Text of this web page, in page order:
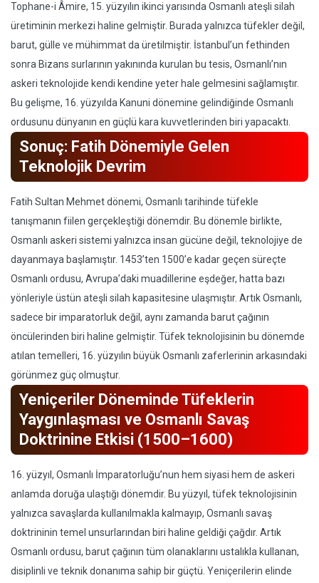
Tophane-i Âmire, 15. yüzyılın ikinci yarısında Osmanlı ateşli silah
üretiminin merkezi haline gelmiştir. Burada yalnızca tüfekler değil,
barut, gülle ve mühimmat da üretilmiştir. İstanbul’un fethinden
sonra Bizans surlarının yakınında kurulan bu tesis, Osmanlı’nın
askeri teknolojide kendi kendine yeter hale gelmesini sağlamıştır.
Bu gelişme, 16. yüzyılda Kanuni dönemine gelindiğinde Osmanlı
ordusunu dünyanın en güçlü kara kuvvetlerinden biri yapacaktı.
Sonuç: Fatih Dönemiyle Gelen
Teknolojik Devrim
Fatih Sultan Mehmet dönemi, Osmanlı tarihinde tüfekle
tanışmanın fiilen gerçekleştiği dönemdir. Bu dönemle birlikte,
Osmanlı askeri sistemi yalnızca insan gücüne değil, teknolojiye de
dayanmaya başlamıştır. 1453’ten 1500’e kadar geçen süreçte
Osmanlı ordusu, Avrupa’daki muadillerine eşdeğer, hatta bazı
yönleriyle üstün ateşli silah kapasitesine ulaşmıştır. Artık Osmanlı,
sadece bir imparatorluk değil, aynı zamanda barut çağının
öncülerinden biri haline gelmiştir. Tüfek teknolojisinin bu dönemde
atılan temelleri, 16. yüzyılın büyük Osmanlı zaferlerinin arkasındaki
görünmez güç olmuştur.
Yeniçeriler Döneminde Tüfeklerin
Yaygınlaşması ve Osmanlı Savaş
Doktrinine Etkisi (1500–1600)
16. yüzyıl, Osmanlı İmparatorluğu’nun hem siyasi hem de askeri
anlamda doruğa ulaştığı dönemdir. Bu yüzyıl, tüfek teknolojisinin
yalnızca savaşlarda kullanılmakla kalmayıp, Osmanlı savaş
doktrininin temel unsurlarından biri haline geldiği çağdır. Artık
Osmanlı ordusu, barut çağının tüm olanaklarını ustalıkla kullanan,
disiplinli ve teknik donanıma sahip bir güçtü. Yeniçerilerin elinde